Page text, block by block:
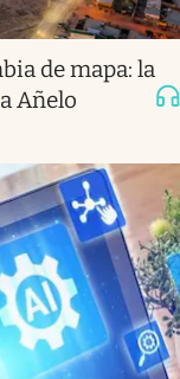
de mapa: la
Añelo